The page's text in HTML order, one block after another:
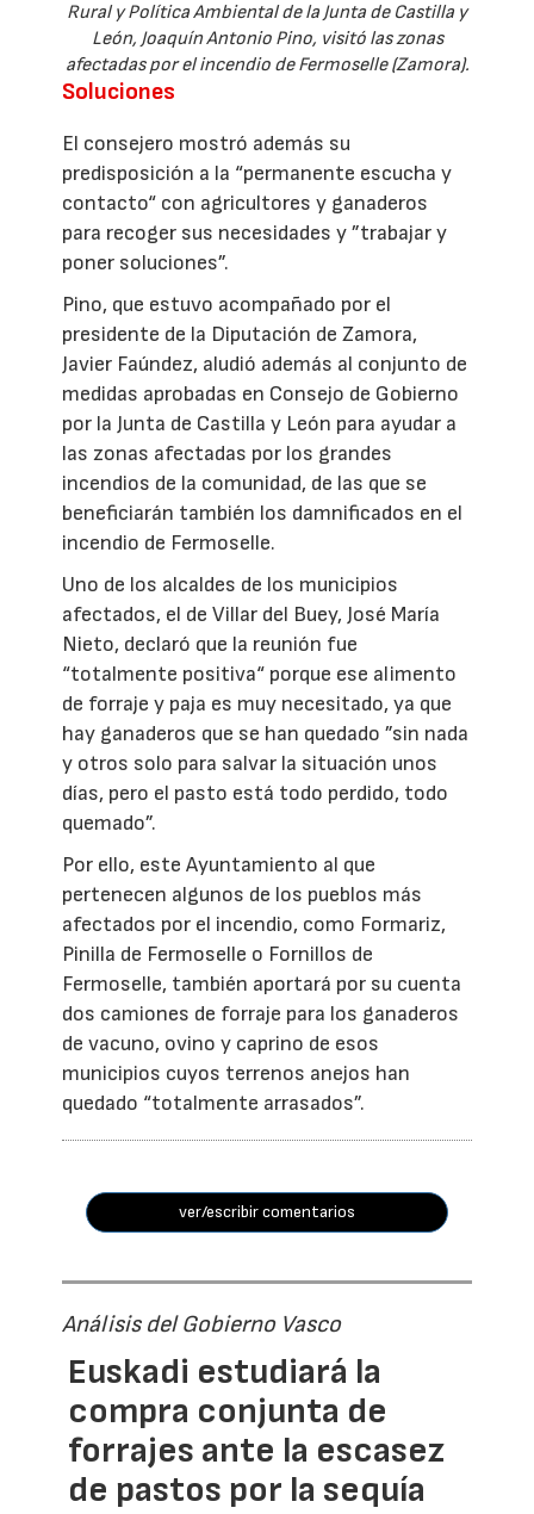
Rural y Política Ambiental de la Junta de Castilla y
León, Joaquín Antonio Pino, visitó las zonas
afectadas por el incendio de Fermoselle (Zamora).
Soluciones
El consejero mostró además su
predisposición a la “permanente escucha y
contacto“ con agricultores y ganaderos
para recoger sus necesidades y ”trabajar y
poner soluciones”.
Pino, que estuvo acompañado por el
presidente de la Diputación de Zamora,
Javier Faúndez, aludió además al conjunto de
medidas aprobadas en Consejo de Gobierno
por la Junta de Castilla y León para ayudar a
las zonas afectadas por los grandes
incendios de la comunidad, de las que se
beneficiarán también los damnificados en el
incendio de Fermoselle.
Uno de los alcaldes de los municipios
afectados, el de Villar del Buey, José María
Nieto, declaró que la reunión fue
“totalmente positiva“ porque ese alimento
de forraje y paja es muy necesitado, ya que
hay ganaderos que se han quedado ”sin nada
y otros solo para salvar la situación unos
días, pero el pasto está todo perdido, todo
quemado”.
Por ello, este Ayuntamiento al que
pertenecen algunos de los pueblos más
afectados por el incendio, como Formariz,
Pinilla de Fermoselle o Fornillos de
Fermoselle, también aportará por su cuenta
dos camiones de forraje para los ganaderos
de vacuno, ovino y caprino de esos
municipios cuyos terrenos anejos han
quedado “totalmente arrasados”.
ver/escribir comentarios
Análisis del Gobierno Vasco
Euskadi estudiará la
compra conjunta de
forrajes ante la escasez
de pastos por la sequía